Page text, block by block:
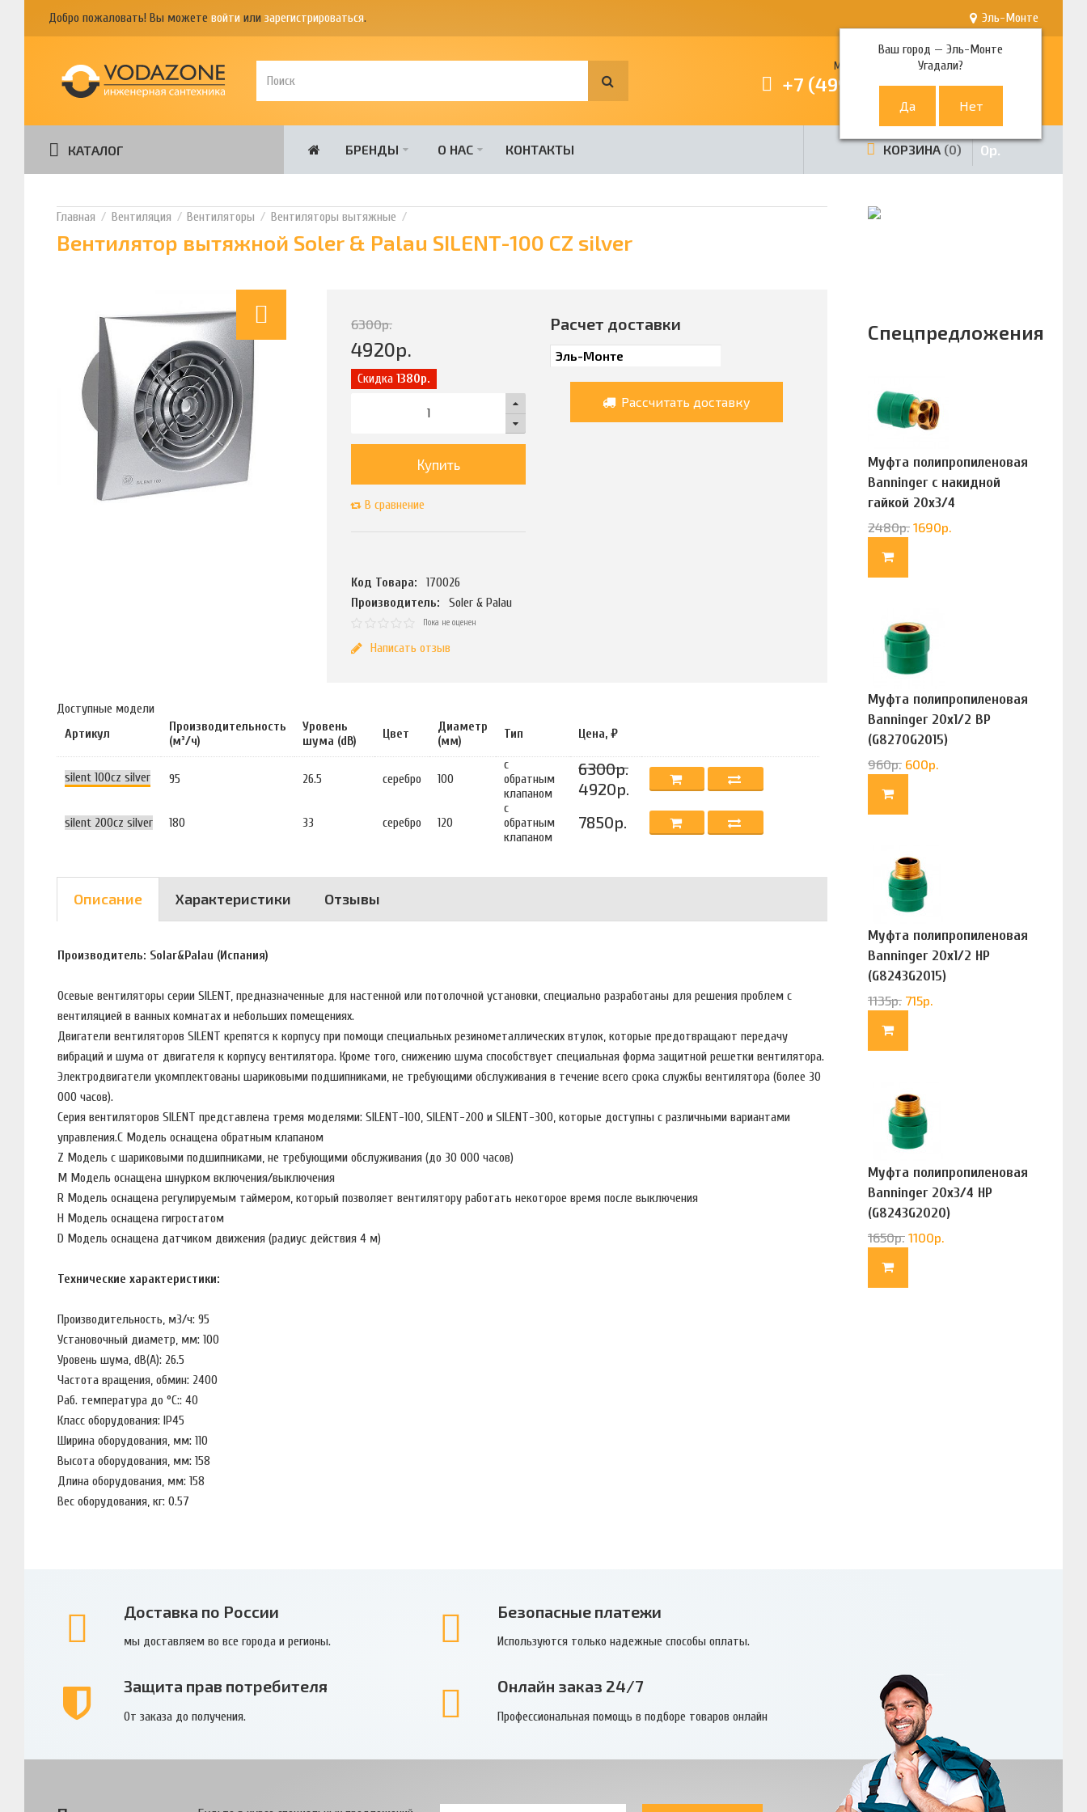
Добро пожаловать! Вы можете войти или зарегистрироваться. Эль-Монте
Ваш город —Эль-Монте
Угадали?
Многоканальный телефон
+7 (499) 380-80-80
КАТАЛОГ БРЕНДЫ О НАС КОНТАКТЫ КОРЗИНА 0 0р.
Вентиляция Вентиляторы Вентиляторы вытяжные
Вентилятор вытяжной Soler & Palau SILENT-100 CZ silver
6300р.
4920р.
Скидка1380р.
Купить
В сравнение
Код Товара:
170026
Производитель:
Soler & Palau
Пока не оценен
Написать отзыв
Расчет доставки
Рассчитать доставку
Доступные модели
Артикул
Производительность
(м³/ч)
Уровень
шума (dB)
Цвет
Диаметр
(мм)
Тип Цена, ₽
silent 100cz silver 95 26.5 серебро 100
с
обратным
клапаном
6300р.
4920р.
silent 200cz silver 180 33 серебро 120
с
обратным
клапаном
7850р.
Описание Характеристики Отзывы
Производитель: Solar&Palau (Испания)
Осевые вентиляторы серии SILENT, предназначенные для настенной или потолочной установки, специально разработаны для решения проблем с
вентиляцией в ванных комнатах и небольших помещениях.
Двигатели вентиляторов SILENT крепятся к корпусу при помощи специальных резинометаллических втулок, которые предотвращают передачу
вибраций и шума от двигателя к корпусу вентилятора. Кроме того, снижению шума способствует специальная форма защитной решетки вентилятора.
Электродвигатели укомплектованы шариковыми подшипниками, не требующими обслуживания в течение всего срока службы вентилятора (более 30
000 часов).
Серия вентиляторов SILENT представлена тремя моделями: SILENT-100, SILENT-200 и SILENT-300, которые доступны с различными вариантами
управления.C Модель оснащена обратным клапаном
Z Модель с шариковыми подшипниками, не требующими обслуживания (до 30 000 часов)
M Модель оснащена шнурком включения/выключения
R Модель оснащена регулируемым таймером, который позволяет вентилятору работать некоторое время после выключения
H Модель оснащена гигростатом
D Модель оснащена датчиком движения (радиус действия 4 м)
Технические характеристики:
Производительность, м3/ч: 95
Установочный диаметр, мм: 100
Уровень шума, dB(A): 26.5
Частота вращения, обмин: 2400
Раб. температура до °С:: 40
Класс оборудования: IP45
Ширина оборудования, мм: 110
Высота оборудования, мм: 158
Длина оборудования, мм: 158
Вес оборудования, кг: 0.57
Спецпредложения
Муфта полипропиленовая
Banninger с накидной
гайкой 20х3/4
(G83322020)
2480р. 1690р.
Муфта полипропиленовая
Banninger 20х1/2 ВР
(G8270G2015)
960р. 600р.
Муфта полипропиленовая
Banninger 20х1/2 НР
(G8243G2015)
1135р. 715р.
Муфта полипропиленовая
Banninger 20х3/4 НР
(G8243G2020)
1650р. 1100р.
Доставка по России
мы доставляем во все города и регионы.
Безопасные платежи
Используются только надежные способы оплаты.
Защита прав потребителя
От заказа до получения.
Онлайн заказ 24/7
Профессиональная помощь в подборе товаров онлайн